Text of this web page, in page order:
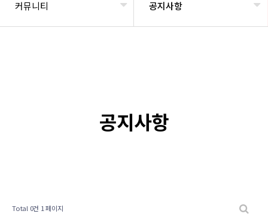
커뮤니티 공지사항
공지사항
Total 0건 1 페이지